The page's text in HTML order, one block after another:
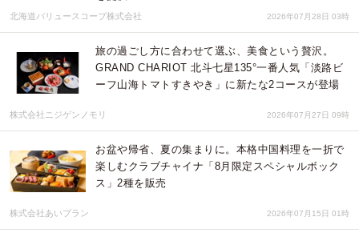
北海道バリュースコープ株式会社 2026年07月28日 03時
旅の過ごし方に合わせて選ぶ、美食という贅沢。
GRAND CHARIOT 北斗七星135°一番人気「淡路ビ
ーフ山海トマトすきやき」に新たな2コースが登場
株式会社ニジゲンノモリ 2026年07月27日 09時
お盆や帰省、夏の集まりに。本格中国料理を一折で
楽しむクラブチャイナ「8月限定スペシャルボック
ス」2種を販売
株式会社あいプラン 2026年07月15日 01時